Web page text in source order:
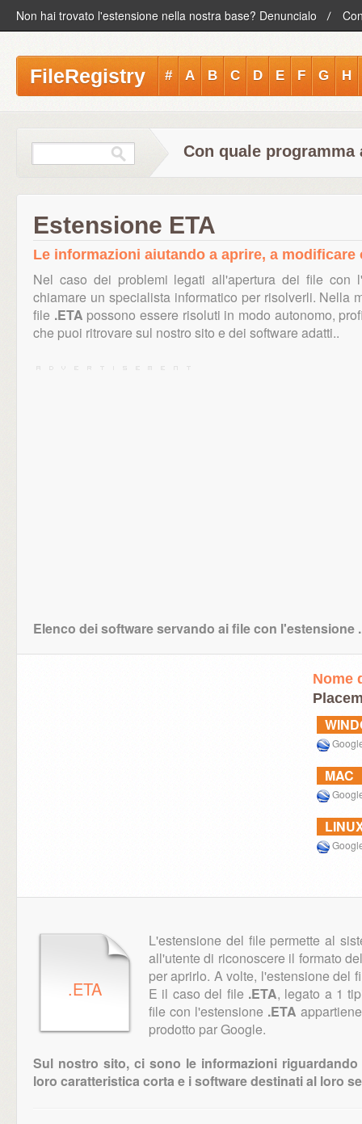
Non hai trovato l'estensione nella nostra base? Denuncialo
FileRegistry # A B C D E F G H
Con quale
Estensione ETA
Le informazioni aiutando a aprire, a
Nel caso dei problemi legati all'apertura dei file con
chiamare un specialista informatico per risolverli. Nella
file .ETA possono essere risoluti in modo autonomo,
che puoi ritrovare sul nostro sito e dei software adatti..
Elenco dei software servando ai file con l'estensione
Nome
MAC
.ETA
L'estensione del file permette al
all'utente di riconoscere il formato
per aprirlo. A volte, l'estensione del
E il caso del file .ETA, legato a 1
file con l'estensione .ETA
prodotto par Google.
Sul nostro sito, ci sono le informazioni
loro caratteristica corta e i software destinati al loro